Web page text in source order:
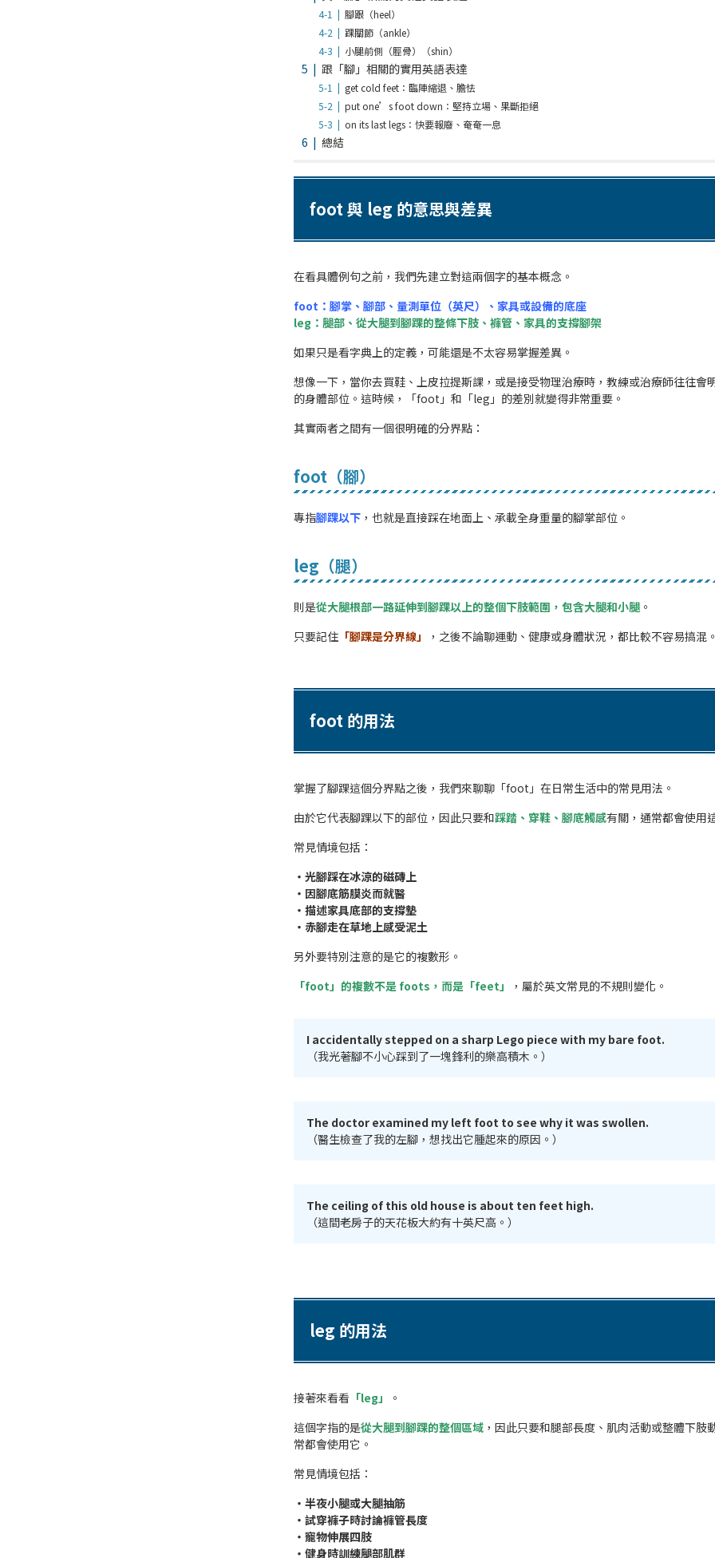
腳跟（heel）
踝關節（ankle）
小腿前側（脛骨）（shin）
跟「腳」相關的實用英語表達
get cold feet：臨陣縮退、膽怯
put one’s foot down：堅持立場、果斷拒絕
on its last legs：快要報廢、奄奄一息
總結
foot 與 leg 的意思與差異
在看具體例句之前，我們先建立對這兩個字的基本概念。
foot ：腳掌、腳部、量測單位（英尺）、家具或設備的底座
leg ：腿部、從大腿到腳踝的整條下肢、褲管、家具的支撐腳架
如果只是看字典上的定義，可能還是不太容易掌握差異。
想像一下，當你去買鞋、上皮拉提斯課，或是接受物理治療時，教練或治療師往往會
的身體部位。這時候，「foot」和「leg」的差別就變得非常重要。
其實兩者之間有一個很明確的分界點：
foot（腳）
專指腳踝以下 ，也就是直接踩在地面上、承載全身重量的腳掌部位。
leg（腿）
則是從大腿根部一路延伸到腳踝以上的整個下肢範圍，包含大腿和小腿 。
只要記住 「腳踝是分界線」 ，之後不論聊運動、健康或身體狀況，都比較不容易搞混。
foot 的用法
掌握了腳踝這個分界點之後，我們來聊聊「foot」在日常生活中的常見用法。
由於它代表腳踝以下的部位，因此只要和踩踏、穿鞋、腳底觸感有關，通常都會使用
常見情境包括：
・光腳踩在冰涼的磁磚上
・因腳底筋膜炎而就醫
・描述家具底部的支撐墊
・赤腳走在草地上感受泥土
另外要特別注意的是它的複數形。
「foot」的複數不是 foots，而是「feet」
，屬於英文常見的不規則變化。
I accidentally stepped on a sharp Lego piece with my bare foot.
（我光著腳不小心踩到了一塊鋒利的樂高積木。）
The doctor examined my left foot to see why it was swollen.
（醫生檢查了我的左腳，想找出它腫起來的原因。）
The ceiling of this old house is about ten feet high.
（這間老房子的天花板大約有十英尺高。）
leg 的用法
接著來看看 「leg」
。
這個字指的是從大腿到腳踝的整個區域 ，因此只要和腿部長度、肌肉活動或整體下肢
常都會使用它。
常見情境包括：
・半夜小腿或大腿抽筋
・試穿褲子時討論褲管長度
・寵物伸展四肢
・健身時訓練腿部肌群